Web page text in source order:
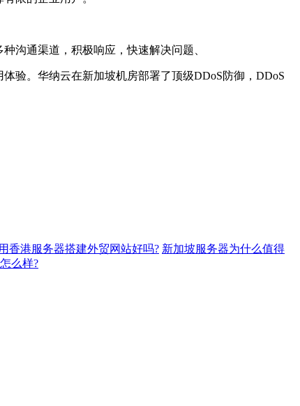
沟通渠道，积极响应，快速解决问题、
验。华纳云在新加坡机房部署了顶级DDoS防御，DDoS
香港服务器搭建外贸网站好吗? 新加坡服务器为什么值得
么样?